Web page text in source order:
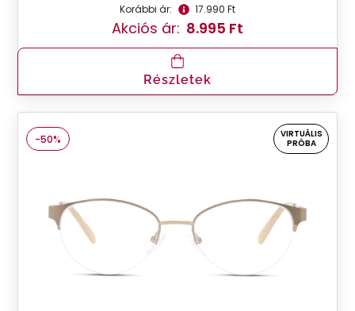
Korábbi ár: 17.990 Ft
Akciós ár: 8.995 Ft
Részletek
-50%
VIRTUÁLIS
PRÓBA